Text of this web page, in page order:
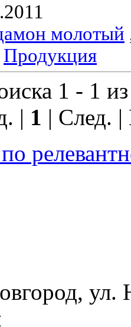
молотый
Продукция
1 - 1
| 1 | След.
ул.